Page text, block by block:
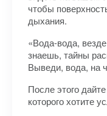
чтобы
дыхания.
«Вода-вода,
знаешь, тайны
Выведи, вода, на
После этого
которого хотите